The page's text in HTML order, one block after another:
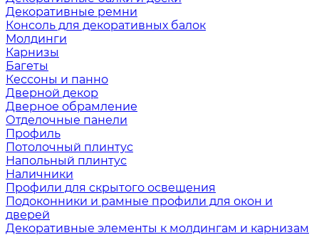
Декоративные ремни
Консоль для декоративных балок
Молдинги
Карнизы
Багеты
Кессоны и панно
Дверной декор
Дверное обрамление
Отделочные панели
Профиль
Потолочный плинтус
Напольный плинтус
Наличники
Профили для скрытого освещения
Подоконники и рамные профили для окон и
дверей
Декоративные элементы к молдингам и карнизам